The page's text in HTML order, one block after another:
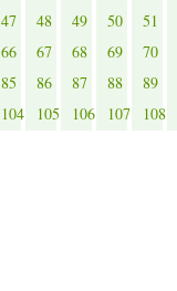
47 48 49 50 51
66 67 68 69 70
85 86 87 88 89
104 105 106 107 108